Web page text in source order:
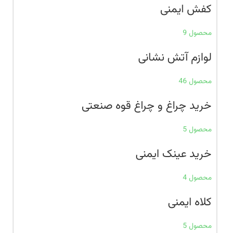
کفش ایمنی
محصول 9
لوازم آتش نشانی
محصول 46
خرید چراغ و چراغ قوه صنعتی
محصول 5
خرید عینک ایمنی
محصول 4
کلاه ایمنی
محصول 5